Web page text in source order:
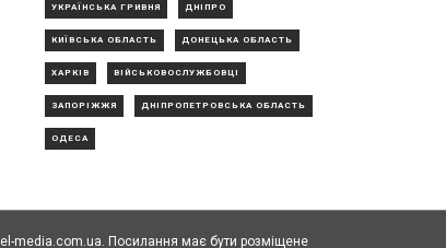
УКРАЇНСЬКА ГРИВНЯ ДНІПРО
КИЇВСЬКА ОБЛАСТЬ ДОНЕЦЬКА ОБЛАСТЬ
ХАРКІВ ВІЙСЬКОВОСЛУЖБОВЦІ
ЗАПОРІЖЖЯ ДНІПРОПЕТРОВСЬКА ОБЛАСТЬ
ОДЕСА
media.com.ua. Посилання має бути розміщене